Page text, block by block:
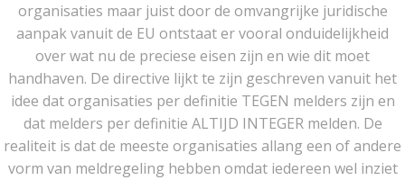
organisaties maar juist door de omvangrijke juridische
aanpak vanuit de EU ontstaat er vooral onduidelijkheid
over wat nu de preciese eisen zijn en wie dit moet
handhaven. De directive lijkt te zijn geschreven vanuit het
idee dat organisaties per definitie TEGEN melders zijn en
dat melders per definitie ALTIJD INTEGER melden. De
realiteit is dat de meeste organisaties allang een of andere
vorm van meldregeling hebben omdat iedereen wel inziet